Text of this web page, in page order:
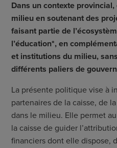
Dans un contexte provincial,
milieu en soutenant des
faisant partie de
l’éducation*, en
et institutions du milieu,
différents paliers de
La présente politique vise à
partenaires de la caisse, de
dans le milieu. Elle permet
la caisse de guider
financiers dont elle dispose,